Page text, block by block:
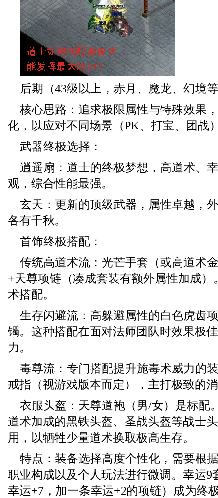
后期（43级以上，赤月、魔龙、幻境
核心思路：追求极限属性与特殊效果
化，以应对不同场景（PK、打宝、团战
武器终极选择：
逍遥扇：道士的终极梦想，高道术、
观，综合性能最强。
玄天：更新的顶级武器，属性卓越，
各有千秋。
首饰终极搭配：
传统高道术流：光芒手套（或高道术
+天尊项链（凑成套装有额外属性加成）
术搭配。
生存闪避流：高躲避属性的白色虎齿
镯。这种搭配在面对法师团队时效果极
力。
毒尊流：专门搭配提升施毒术威力的
戒指（视游戏版本而定），主打极致的
衣服头盔：天尊道袍（男/女）是标配
道术加成的黑铁头盔、圣战头盔等战士
用，以牺牲少量道术换取极高生存。
特点：装备选择高度个性化，需要根
职业构成以及个人玩法进行微调。幸运9
幸运+7，加一条幸运+2的项链）成为终